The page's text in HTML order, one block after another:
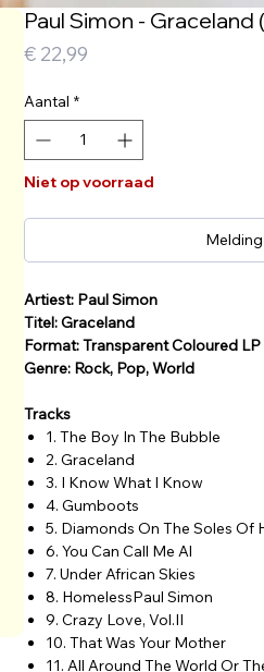
Paul Simon -
€ 22,99
Aantal *
Niet op voorraad
Artiest: Paul Simon
Titel: Graceland
Format: Transparent Coloured LP
Genre: Rock, Pop, World
Tracks
1. The Boy In The Bubble
2. Graceland
3. I Know What I Know
4. Gumboots
5. Diamonds On The Soles Of
6. You Can Call Me Al
7. Under African Skies
8. HomelessPaul Simon
9. Crazy Love, Vol.II
10. That Was Your Mother
11. All Around The World Or